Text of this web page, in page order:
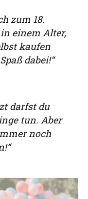
zum 18.
einem Alter,
kaufen
dabei!“
darfst du
tun. Aber
noch